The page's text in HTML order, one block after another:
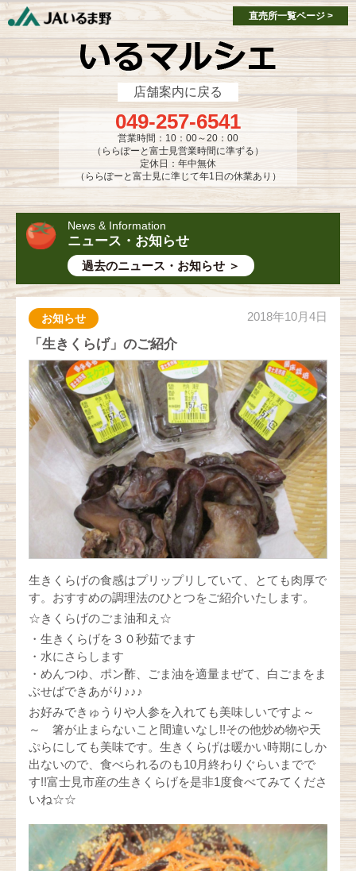
single-market.php
single-market.php
直売所一覧ページ >
店舗案内に戻る
049-257-6541
営業時間：10：00～20：00
（ららぽーと富士見営業時間に準ずる）
定休日：年中無休
（ららぽーと富士見に準じて年1日の休業あり）
News & Information
ニュース・お知らせ
過去のニュース・お知らせ ＞
お知らせ 2018年10月4日
「生きくらげ」のご紹介
生きくらげの食感はプリップリしていて、とても肉厚で
す。おすすめの調理法のひとつをご紹介いたします。
☆きくらげのごま油和え☆
・生きくらげを３０秒茹でます
・水にさらします
・めんつゆ、ポン酢、ごま油を適量まぜて、白ごまをま
ぶせばできあがり♪♪♪
お好みできゅうりや人参を入れても美味しいですよ～
～ 箸が止まらないこと間違いなし!!その他炒め物や天
ぷらにしても美味です。生きくらげは暖かい時期にしか
出ないので、食べられるのも10月終わりぐらいまでで
す!!富士見市産の生きくらげを是非1度食べてみてくださ
いね☆☆